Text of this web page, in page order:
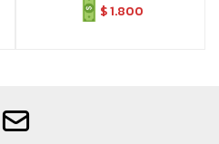
$1.800